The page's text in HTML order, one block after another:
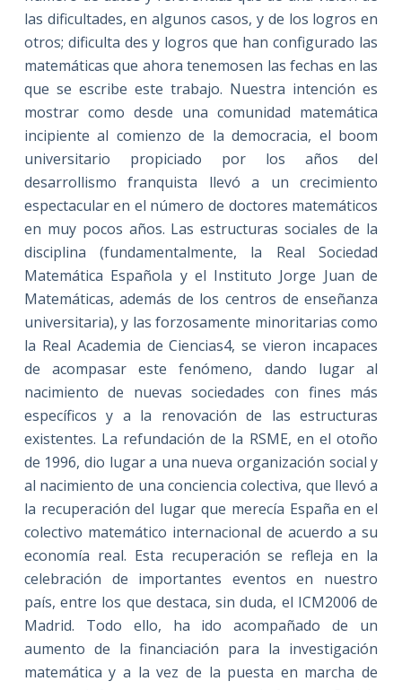
las dificultades, en algunos casos, y de los logros en
otros; dificulta des y logros que han configurado las
matemáticas que ahora tenemosen las fechas en las
que se escribe este trabajo. Nuestra intención es
mostrar como desde una comunidad matemática
incipiente al comienzo de la democracia, el boom
universitario propiciado por los años del
desarrollismo franquista llevó a un crecimiento
espectacular en el número de doctores matemáticos
en muy pocos años. Las estructuras sociales de la
disciplina (fundamentalmente, la Real Sociedad
Matemática Española y el Instituto Jorge Juan de
Matemáticas, además de los centros de enseñanza
universitaria), y las forzosamente minoritarias como
la Real Academia de Ciencias4, se vieron incapaces
de acompasar este fenómeno, dando lugar al
nacimiento de nuevas sociedades con fines más
específicos y a la renovación de las estructuras
existentes. La refundación de la RSME, en el otoño
de 1996, dio lugar a una nueva organización social y
al nacimiento de una conciencia colectiva, que llevó a
la recuperación del lugar que merecía España en el
colectivo matemático internacional de acuerdo a su
economía real. Esta recuperación se refleja en la
celebración de importantes eventos en nuestro
país, entre los que destaca, sin duda, el ICM2006 de
Madrid. Todo ello, ha ido acompañado de un
aumento de la financiación para la investigación
matemática y a la vez de la puesta en marcha de